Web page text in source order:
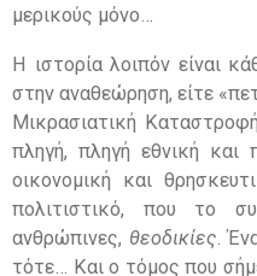
μερικούς μόνο…
Η ιστορία λοιπόν είναι
στην αναθεώρηση, είτε
Μικρασιατική
πληγή, πληγή εθνική και
οικονομική και
πολιτιστικό, που το
ανθρώπινες, θεοδικίες .
τότε… Και ο τόμος που